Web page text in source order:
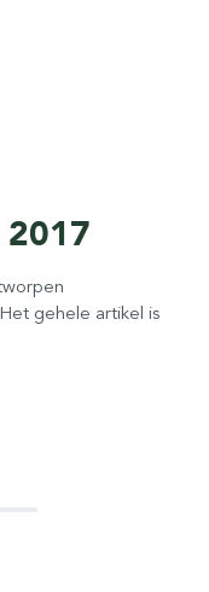
2017
gehele artikel is